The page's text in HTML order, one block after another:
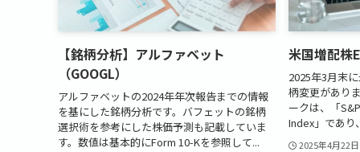
【銘柄分析】アルファベット
（GOOGL）
アルファベットの2024年年次報告までの情報
を基にした銘柄分析です。バフェットの銘柄
選択術を参考にした株価予測も記載していま
す。数値は基本的にForm 10-Kを参照して...
米国増配株
2025年3月末
柄変更があり
ークは、「
Index」であり
2025年4月22日